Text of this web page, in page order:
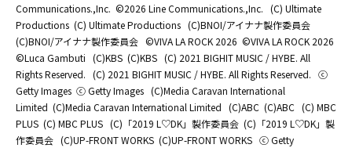
Communications.,Inc. ©2026 Line Communications.,Inc. (C) Ultimate
Productions (C) Ultimate Productions (C)BNOI/アイナナ製作委員会
(C)BNOI/アイナナ製作委員会 ©️VIVA LA ROCK 2026 ©️VIVA LA ROCK 2026
©Luca Gambuti (C)KBS (C)KBS (C) 2021 BIGHIT MUSIC / HYBE. All
Rights Reserved. (C) 2021 BIGHIT MUSIC / HYBE. All Rights Reserved. ⓒ
Getty Images ⓒ Getty Images (C)Media Caravan International
Limited (C)Media Caravan International Limited (C)ABC (C)ABC (C) MBC
PLUS (C) MBC PLUS (C)「2019 L♡DK」製作委員会 (C)「2019 L♡DK」製
作委員会 (C)UP-FRONT WORKS (C)UP-FRONT WORKS ⓒ Getty